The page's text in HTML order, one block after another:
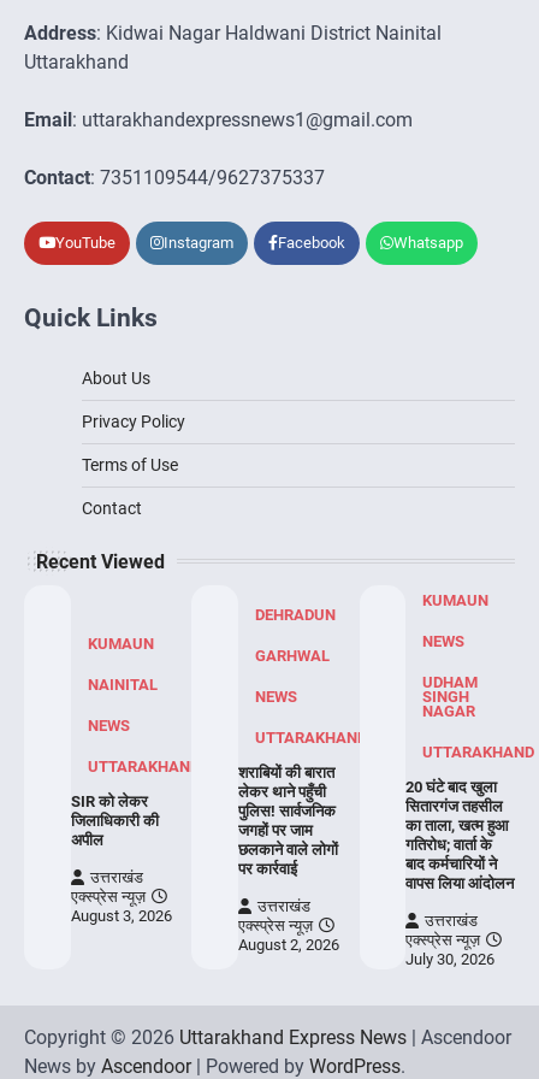
Address: Kidwai Nagar Haldwani District Nainital
Uttarakhand
Email: uttarakhandexpressnews1@gmail.com
Contact: 7351109544/9627375337
YouTube Instagram Facebook Whatsapp
Quick Links
About Us
Privacy Policy
Terms of Use
Contact
Recent Viewed
KUMAUN
NAINITAL
NEWS
UTTARAKHAND
SIR को लेकर
जिलाधिकारी की
अपील
उत्तराखंड
एक्स्प्रेस न्यूज़
August 3, 2026
DEHRADUN
GARHWAL
NEWS
UTTARAKHAND
शराबियों की बारात
लेकर थाने पहुँची
पुलिस! सार्वजनिक
जगहों पर जाम
छलकाने वाले लोगों
पर कार्रवाई
उत्तराखंड
एक्स्प्रेस न्यूज़
August 2, 2026
KUMAUN
NEWS
UDHAM
SINGH
NAGAR
UTTARAKHAND
20 घंटे बाद खुला
सितारगंज तहसील
का ताला, खत्म हुआ
गतिरोध; वार्ता के
बाद कर्मचारियों ने
वापस लिया आंदोलन
उत्तराखंड
एक्स्प्रेस न्यूज़
July 30, 2026
Copyright © 2026 Uttarakhand Express News | Ascendoor
News by Ascendoor| Powered by WordPress.